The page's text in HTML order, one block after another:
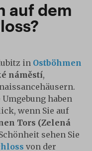
auf dem
in Ostböhmen
náměstí,
haben
wenn Sie auf
Tors (Zelená
sehen Sie
von der